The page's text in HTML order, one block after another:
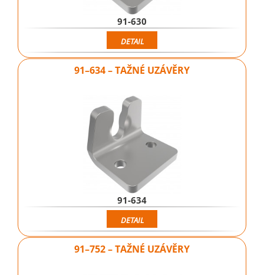
91-630
DETAIL
91–634 – TAŽNÉ UZÁVĚRY
91-634
DETAIL
91–752 – TAŽNÉ UZÁVĚRY